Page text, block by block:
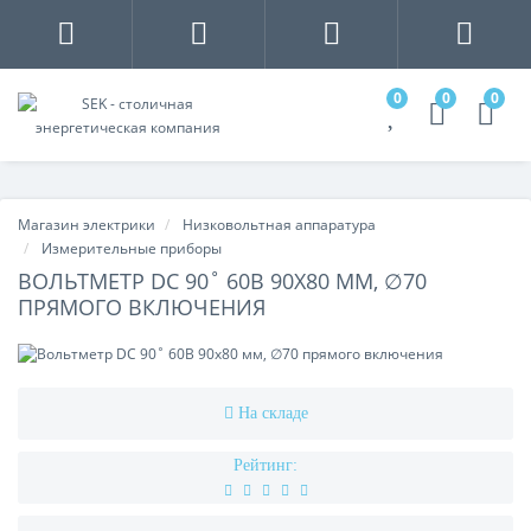
0 0 0
Магазин электрики
Низковольтная аппаратура
Измерительные приборы
ВОЛЬТМЕТР DC 90˚ 60В 90X80 ММ, ∅70
ПРЯМОГО ВКЛЮЧЕНИЯ
На складе
Рейтинг: